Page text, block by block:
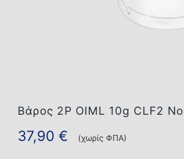
Βάρος 2P OIML 10g CLF2
37,90 € (χωρίς ΦΠΑ)